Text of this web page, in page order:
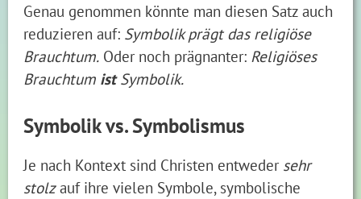
Genau genommen könnte man diesen Satz auch
reduzieren auf: Symbolik prägt das religiöse
Brauchtum. Oder noch prägnanter: Religiöses
Brauchtum istSymbolik.
Symbolik vs. Symbolismus
Je nach Kontext sind Christen entweder sehr
stolzauf ihre vielen Symbole, symbolische